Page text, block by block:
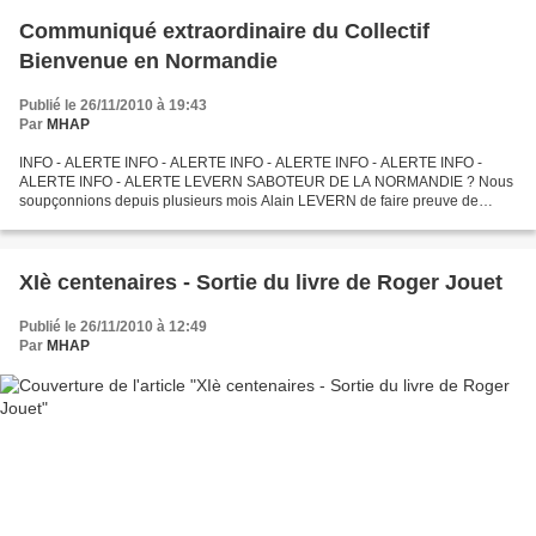
Communiqué extraordinaire du Collectif
Bienvenue en Normandie
Publié le 26/11/2010 à 19:43
Par MHAP
INFO - ALERTE INFO - ALERTE INFO - ALERTE INFO - ALERTE INFO -
ALERTE INFO - ALERTE LEVERN SABOTEUR DE LA NORMANDIE ? Nous
soupçonnions depuis plusieurs mois Alain LEVERN de faire preuve de
XIè centenaires - Sortie du livre de Roger Jouet
Publié le 26/11/2010 à 12:49
Par MHAP